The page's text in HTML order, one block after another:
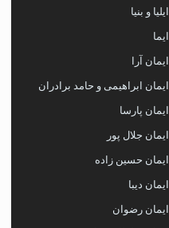
ایلیا و بنیا
ایما
ایمان آرا
ایمان ابراهیمی و حامد برادران
ایمان پارسا
ایمان جلال پور
ایمان حسین زاده
ایمان دیبا
ایمان رضوان